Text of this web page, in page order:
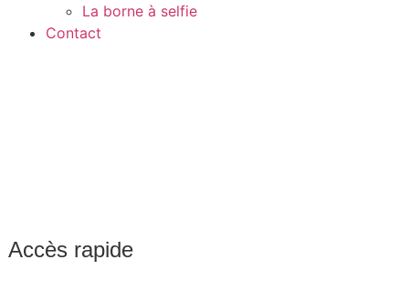
La borne à selfie
Contact
Accès rapide